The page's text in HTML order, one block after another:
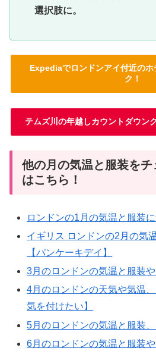
選択肢に。
Expediaでロンドンアイ付近のホ
ク！
テムズ川の年越しカウントダウン
他の月の気温と服装を
はこちら！
ロンドンの1月の気温と服装
イギリス ロンドンの2月の気
【パンケーキデイ】
3月のロンドンの気温と服装
4月のロンドンの天気や気温
気を付けたい】
5月のロンドンの気温と服装
6月のロンドンの気温と服装